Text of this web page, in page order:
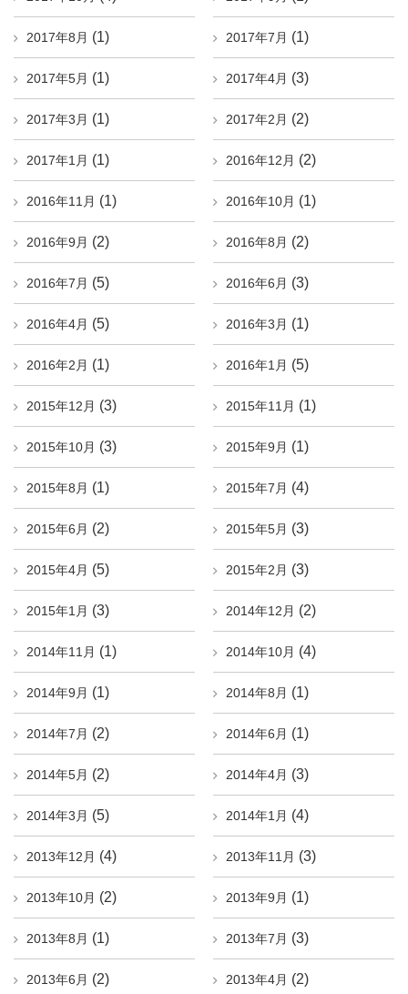
2017年8月 (1) 2017年7月 (1)
2017年5月 (1) 2017年4月 (3)
2017年3月 (1) 2017年2月 (2)
2017年1月 (1) 2016年12月 (2)
2016年11月 (1) 2016年10月 (1)
2016年9月 (2) 2016年8月 (2)
2016年7月 (5) 2016年6月 (3)
2016年4月 (5) 2016年3月 (1)
2016年2月 (1) 2016年1月 (5)
2015年12月 (3) 2015年11月 (1)
2015年10月 (3) 2015年9月 (1)
2015年8月 (1) 2015年7月 (4)
2015年6月 (2) 2015年5月 (3)
2015年4月 (5) 2015年2月 (3)
2015年1月 (3) 2014年12月 (2)
2014年11月 (1) 2014年10月 (4)
2014年9月 (1) 2014年8月 (1)
2014年7月 (2) 2014年6月 (1)
2014年5月 (2) 2014年4月 (3)
2014年3月 (5) 2014年1月 (4)
2013年12月 (4) 2013年11月 (3)
2013年10月 (2) 2013年9月 (1)
2013年8月 (1) 2013年7月 (3)
2013年6月 (2) 2013年4月 (2)